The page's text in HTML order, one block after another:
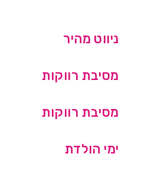
ניווט מהיר
מסיבת רווקות
מסיבת רווקות
ימי הולדת